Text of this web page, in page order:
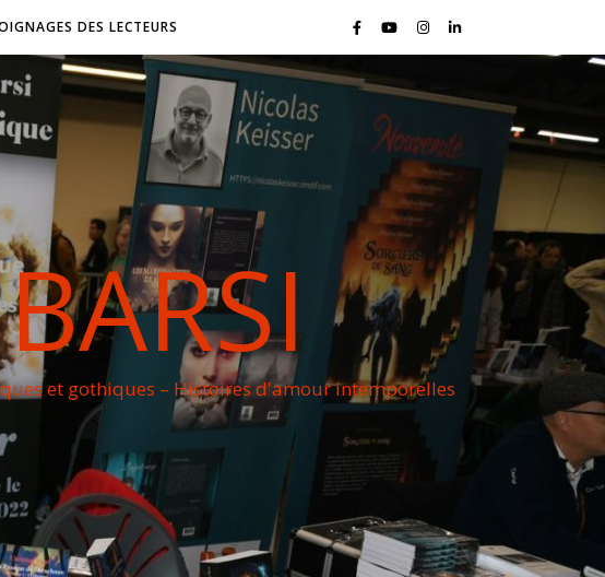
DES LECTEURS
et gothiques – Histoires d'amour intemporelles